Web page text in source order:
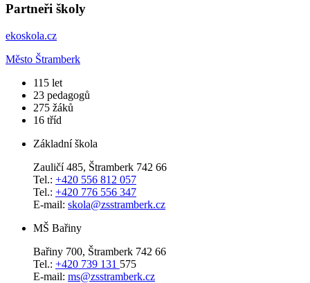
Partneři školy
ekoskola.cz
Město Štramberk
​115 let
23 pedagogů
275 žáků
16 tříd
Základní škola
Zauličí 485, Štramberk 742 66
Tel.: +420 556 812 057
Tel.: +420 776 556 347
E-mail: skola@zsstramberk.cz
MŠ Bařiny
Bařiny 700, Štramberk 742 66
Tel.: +420 739 131 575
E-mail: ms@zsstramberk.cz